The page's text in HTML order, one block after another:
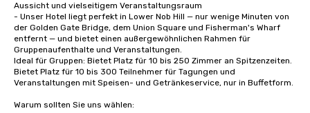
Aussicht und vielseitigem Veranstaltungsraum
- Unser Hotel liegt perfekt in Lower Nob Hill — nur wenige Minuten von
der Golden Gate Bridge, dem Union Square und Fisherman's Wharf
entfernt — und bietet einen außergewöhnlichen Rahmen für
Gruppenaufenthalte und Veranstaltungen.
Ideal für Gruppen: Bietet Platz für 10 bis 250 Zimmer an Spitzenzeiten.
Bietet Platz für 10 bis 300 Teilnehmer für Tagungen und
Veranstaltungen mit Speisen- und Getränkeservice, nur in Buffetform.
Warum sollten Sie uns wählen: